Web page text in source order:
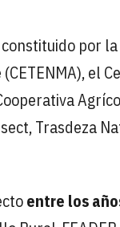
por
el
Trasdeza
entre los